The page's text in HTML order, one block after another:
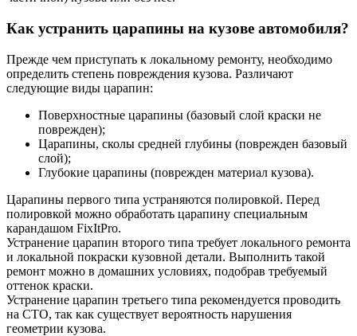
Как устранить царапины на кузове автомобиля?
Прежде чем приступать к локальному ремонту, необходимо
определить степень повреждения кузова. Различают
следующие виды царапин:
Поверхностные царапины (базовый слой краски не
поврежден);
Царапины, сколы средней глубины (поврежден базовый
слой);
Глубокие царапины (поврежден материал кузова).
Царапины первого типа устраняются полировкой. Перед
полировкой можно обработать царапину специальным
карандашом FixItPro.
Устранение царапин второго типа требует локального ремонта
и локальной покраски кузовной детали. Выполнить такой
ремонт можно в домашних условиях, подобрав требуемый
оттенок краски.
Устранение царапин третьего типа рекомендуется проводить
на СТО, так как существует вероятность нарушения
геометрии кузова.